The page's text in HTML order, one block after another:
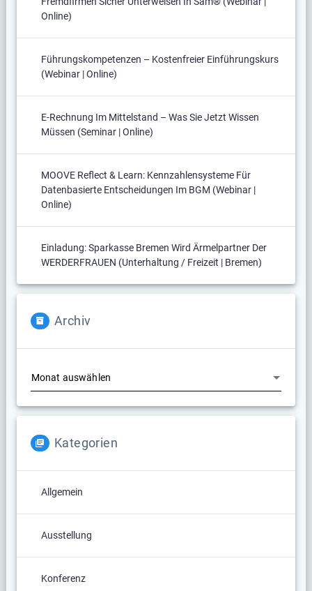
Online)
Führungskompetenzen – Kostenfreier Einführungskurs
(Webinar | Online)
E-Rechnung Im Mittelstand – Was Sie Jetzt Wissen
Müssen (Seminar | Online)
MOOVE Reflect & Learn: Kennzahlensysteme Für
Datenbasierte Entscheidungen Im BGM (Webinar |
Online)
Einladung: Sparkasse Bremen Wird Ärmelpartner Der
WERDERFRAUEN (Unterhaltung / Freizeit | Bremen)
Archiv
Kategorien
Allgemein
Ausstellung
Konferenz